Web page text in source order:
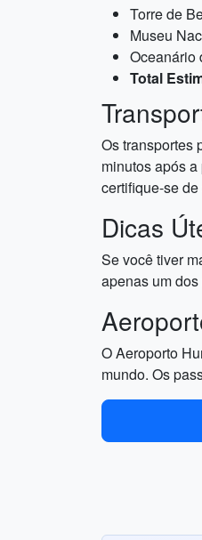
Torre de
Museu
Oceanário
Total
Os transportes
minutos após
certifique-se
Dicas
Se você tiver
apenas um
O Aeroporto
mundo. Os